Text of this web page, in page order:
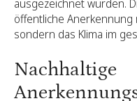
ausgezeichnet wurden.
öffentliche
sondern das Klima im
Nachhaltige